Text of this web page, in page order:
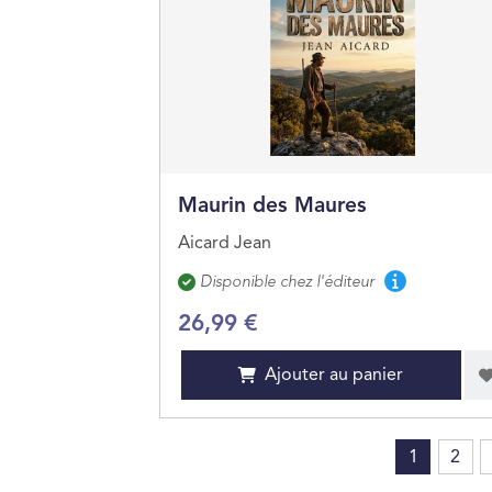
Maurin des Maures
Aicard Jean
Disponibilité
Disponible chez l'éditeur
26,99 €
Ajouter au panier
1 2